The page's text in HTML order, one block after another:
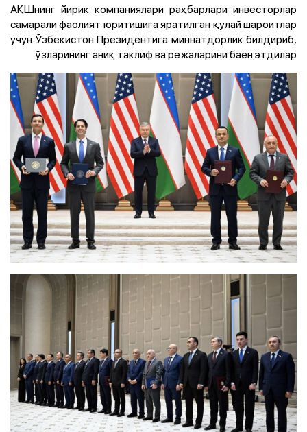
АҚШнинг йирик компаниялари раҳбарлари инвесторлар
самарали фаолият юритишига яратилган қулай шароитлар
учун Ўзбекистон Президентига миннатдорлик билдириб,
ўзларининг аниқ таклиф ва режаларини баён этдилар.